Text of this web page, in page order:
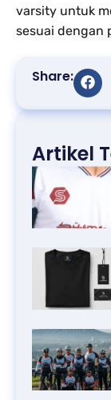
varsity untuk
sesuai dengan
Share:
Artikel